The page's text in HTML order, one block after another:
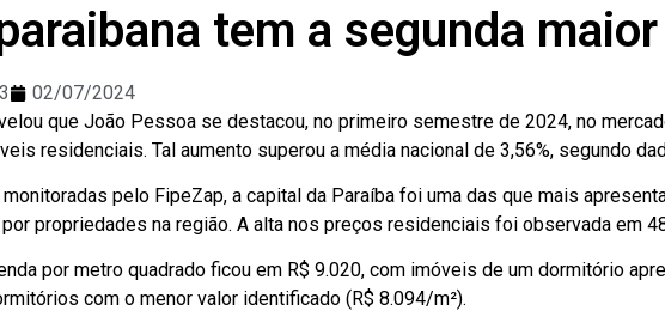
tem a segunda
02/07/2024
que João Pessoa se destacou, no primeiro semestre de 2024, no
residenciais. Tal aumento superou a média nacional de 3,56%, segundo
pelo FipeZap, a capital da Paraíba foi uma das que mais
propriedades na região. A alta nos preços residenciais foi observada em
por metro quadrado ficou em R$ 9.020, com imóveis de um dormitório
com o menor valor identificado (R$ 8.094/m²).